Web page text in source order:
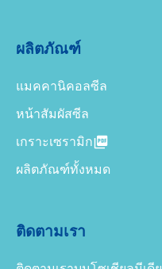
ผลิตภัณฑ์
แมคคานิคอลซีล
หน้าสัมผัสซีล
เกราะเซรามิก
ผลิตภัณฑ์ทั้งหมด
ติดตามเรา